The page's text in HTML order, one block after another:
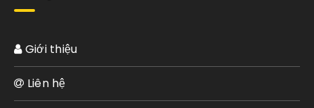
Giới thiệu
Liên hệ